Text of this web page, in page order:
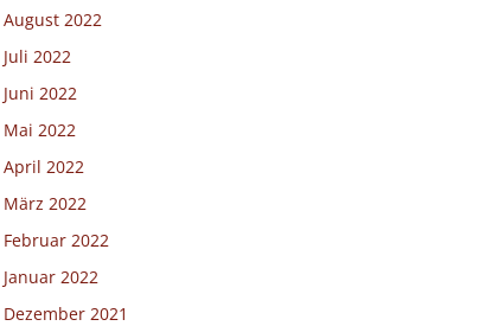
August 2022
Juli 2022
Juni 2022
Mai 2022
April 2022
März 2022
Februar 2022
Januar 2022
Dezember 2021